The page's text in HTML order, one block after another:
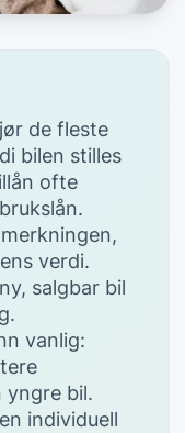
de fleste
bilen stilles
ofte
verdi.
salgbar bil
vanlig:
yngre bil.
individuell